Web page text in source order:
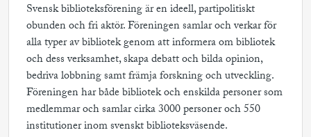
Svensk biblioteksförening är en ideell, partipolitiskt
obunden och fri aktör. Föreningen samlar och verkar för
alla typer av bibliotek genom att informera om bibliotek
och dess verksamhet, skapa debatt och bilda opinion,
bedriva lobbning samt främja forskning och utveckling.
Föreningen har både bibliotek och enskilda personer som
medlemmar och samlar cirka 3000 personer och 550
institutioner inom svenskt biblioteksväsende.